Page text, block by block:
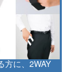
方に、2WAY